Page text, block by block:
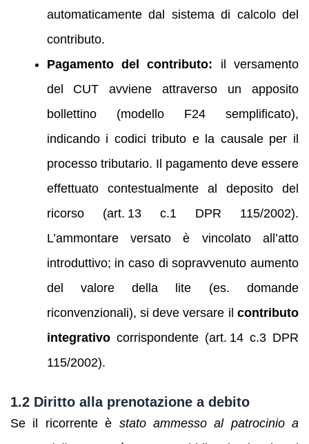
automaticamente dal sistema di calcolo del
contributo.
Pagamento del contributo: il versamento
del CUT avviene attraverso un apposito
bollettino (modello F24 semplificato),
indicando i codici tributo e la causale per il
processo tributario. Il pagamento deve essere
effettuato contestualmente al deposito del
ricorso (art. 13 c.1 DPR 115/2002).
L’ammontare versato è vincolato all’atto
introduttivo; in caso di sopravvenuto aumento
del valore della lite (es. domande
riconvenzionali), si deve versare il contributo
integrativocorrispondente (art. 14 c.3 DPR
115/2002).
1.2 Diritto alla prenotazione a debito
Se il ricorrente è stato ammesso al patrocinio a